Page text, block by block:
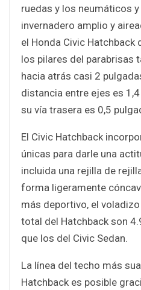
ruedas y los neumáticos
invernadero amplio y
el Honda Civic Hatchback
los pilares del parabrisas
hacia atrás casi 2
distancia entre ejes es
su vía trasera es 0,5
El Civic Hatchback
únicas para darle una
incluida una rejilla de
forma ligeramente
más deportivo, el
total del Hatchback son
que los del Civic Sedan.
La línea del techo más
Hatchback es posible